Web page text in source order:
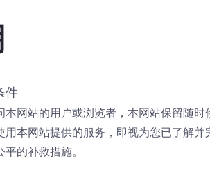
件
本网站的用户或浏览者，本网站保留随
用本网站提供的服务，即视为您已了解
的补救措施。